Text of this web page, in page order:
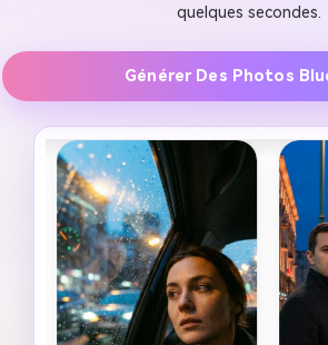
quelques secondes.
Générer Des Photos